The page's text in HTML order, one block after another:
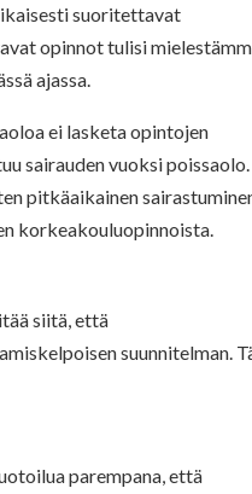
suoritettavat
opinnot tulisi
ajassa.
ei lasketa opintojen
sairauden vuoksi poissaolo.
pitkäaikainen
korkeakouluopinnoista.
siitä, että
suunnitelman.
parempana, että